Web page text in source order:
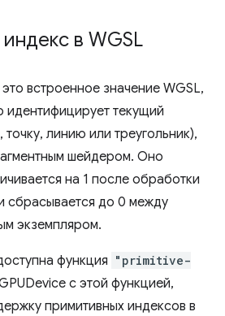
в WGSL
встроенное значение WGSL,
идентифицирует текущий
линию или треугольник),
шейдером. Оно
на 1 после обработки
сбрасывается до 0 между
экземпляром.
функция "primitive-
с этой функцией,
примитивных индексов в